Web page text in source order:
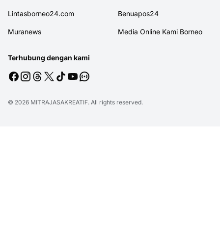
Lintasborneo24.com Benuapos24
Muranews Media Online Kami Borneo
Terhubung dengan kami
© 2026 MITRAJASAKREATIF. All rights reserved.